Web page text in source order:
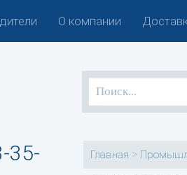
О компании
35-
Главная >